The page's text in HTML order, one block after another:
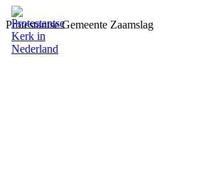
Protestantse Gemeente Zaamslag